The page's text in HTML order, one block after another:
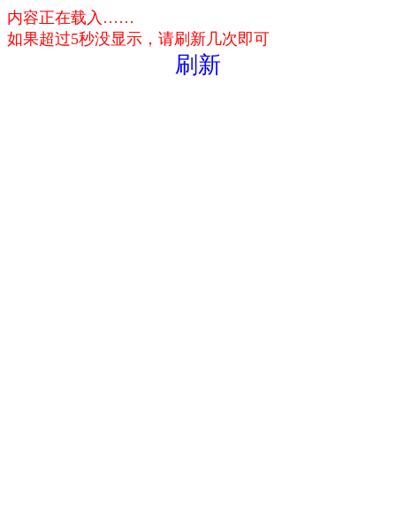
内容正在载入……
如果超过5秒没显示，请刷新几次即可
刷新